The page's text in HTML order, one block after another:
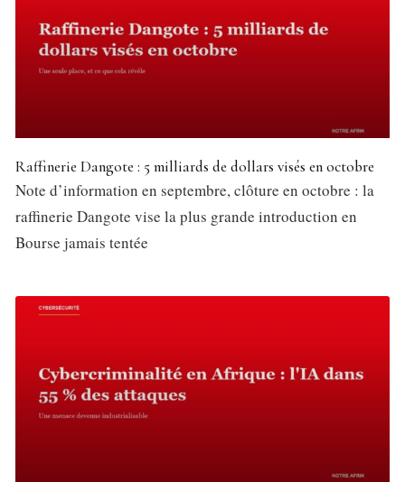
Raffinerie Dangote : 5 milliards de dollars visés en octobre
Note d’information en septembre, clôture en octobre : la
raffinerie Dangote vise la plus grande introduction en
Bourse jamais tentée